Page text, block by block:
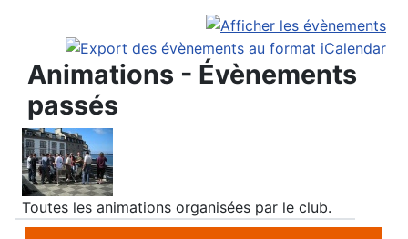
Animations - Évènements
passés
Toutes les animations organisées par le club.